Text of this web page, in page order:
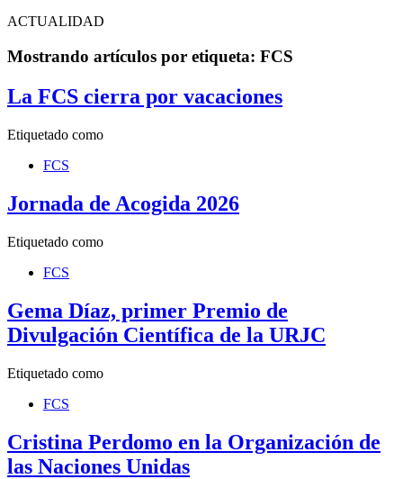
ACTUALIDAD
Mostrando artículos por etiqueta: FCS
La FCS cierra por vacaciones
Etiquetado como
FCS
Jornada de Acogida 2026
Etiquetado como
FCS
Gema Díaz, primer Premio de
Divulgación Científica de la URJC
Etiquetado como
FCS
Cristina Perdomo en la Organización de
las Naciones Unidas